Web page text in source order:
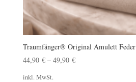
Traumfänger® Original Amulett Feder
44,90 €– 49,90 €
inkl. MwSt.